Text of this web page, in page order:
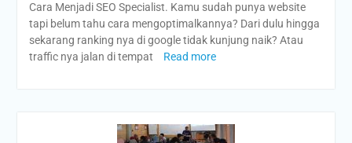
Cara Menjadi SEO Specialist. Kamu sudah punya website
tapi belum tahu cara mengoptimalkannya? Dari dulu hingga
sekarang ranking nya di google tidak kunjung naik? Atau
traffic nya jalan di tempat
Read more